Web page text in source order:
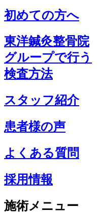
初めての方へ
東洋鍼灸整骨院
グループで行う
検査方法
スタッフ紹介
患者様の声
よくある質問
採用情報
施術メニュー